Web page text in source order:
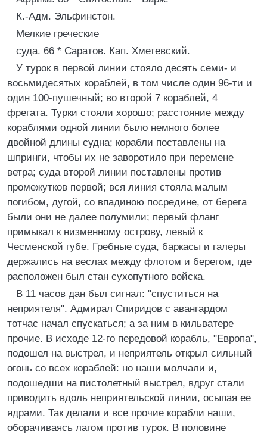
К.-Адм. Эльфинстон.
Мелкие греческие
суда. 66 * Саратов. Кап. Хметевский.
У турок в первой линии стояло десять семи- и
восьмидесятых кораблей, в том числе один 96-ти и
один 100-пушечный; во второй 7 кораблей, 4
фрегата. Турки стояли хорошо; расстояние между
кораблями одной линии было немного более
двойной длины судна; корабли поставлены на
шпринги, чтобы их не заворотило при перемене
ветра; суда второй линии поставлены против
промежутков первой; вся линия стояла малым
погибом, дугой, со впадиною посредине, от берега
были они не далее полумили; первый фланг
примыкал к низменному острову, левый к
Чесменской губе. Гребные суда, баркасы и галеры
держались на веслах между флотом и берегом, где
расположен был стан сухопутного войска.
В 11 часов дан был сигнал: "спуститься на
неприятеля". Адмирал Спиридов с авангардом
тотчас начал спускаться; а за ним в кильватере
прочие. В исходе 12-го передовой корабль, "Европа",
подошел на выстрел, и неприятель открыл сильный
огонь со всех кораблей: но наши молчали и,
подошедши на пистолетный выстрел, вдруг стали
приводить вдоль неприятельской линии, осыпая ее
ядрами. Так делали и все прочие корабли наши,
оборачиваясь лагом против турок. В половине